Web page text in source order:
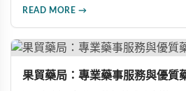
明公開，不隨意調高售價，更積極投
您就醫治療與日常保健的最佳夥伴。
READ MORE →
果貿藥局：專業藥事服務與優質